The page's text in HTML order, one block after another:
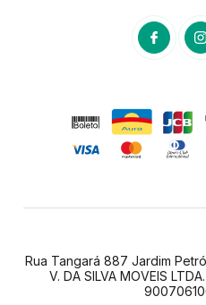
Rua Tangará 887 Jardim
V. DA SILVA MOVEIS